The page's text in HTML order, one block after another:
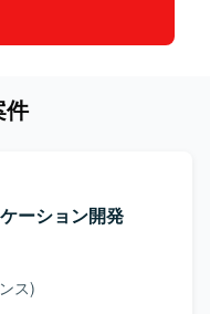
件
ーション開発
ス)